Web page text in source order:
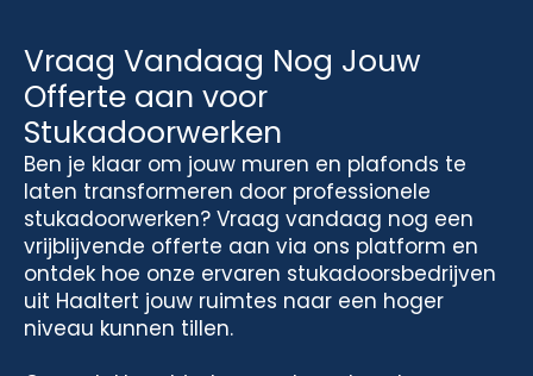
Vraag Vandaag Nog Jouw
Offerte aan voor
Stukadoorwerken
Ben je klaar om jouw muren en plafonds te
laten transformeren door professionele
stukadoorwerken? Vraag vandaag nog een
vrijblijvende offerte aan via ons platform en
ontdek hoe onze ervaren stukadoorsbedrijven
uit Haaltert jouw ruimtes naar een hoger
niveau kunnen tillen.